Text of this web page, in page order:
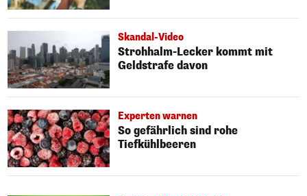
Skandal-Video
Strohhalm-Lecker kommt mit
Geldstrafe davon
Experten warnen
So gefährlich sind rohe
Tiefkühlbeeren